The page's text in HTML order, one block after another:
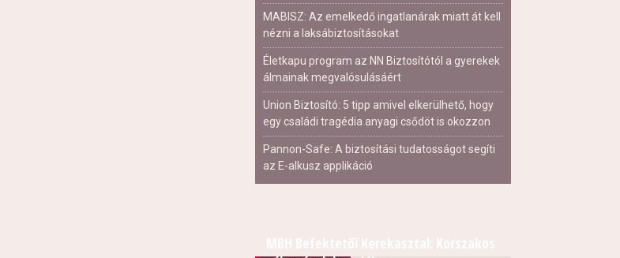
MABISZ: Az emelkedő ingatlanárak miatt át kell
nézni a laksábiztosításokat
Életkapu program az NN Biztosítótól a gyerekek
álmainak megvalósulásáért
Union Biztosító: 5 tipp amivel elkerülhető, hogy
egy családi tragédia anyagi csődöt is okozzon
Pannon-Safe: A biztosítási tudatosságot segíti
az E-alkusz applikáció